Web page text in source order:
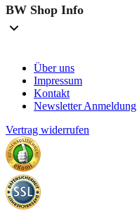
BW Shop Info
Über uns
Impressum
Kontakt
Newsletter Anmeldung
Vertrag widerrufen